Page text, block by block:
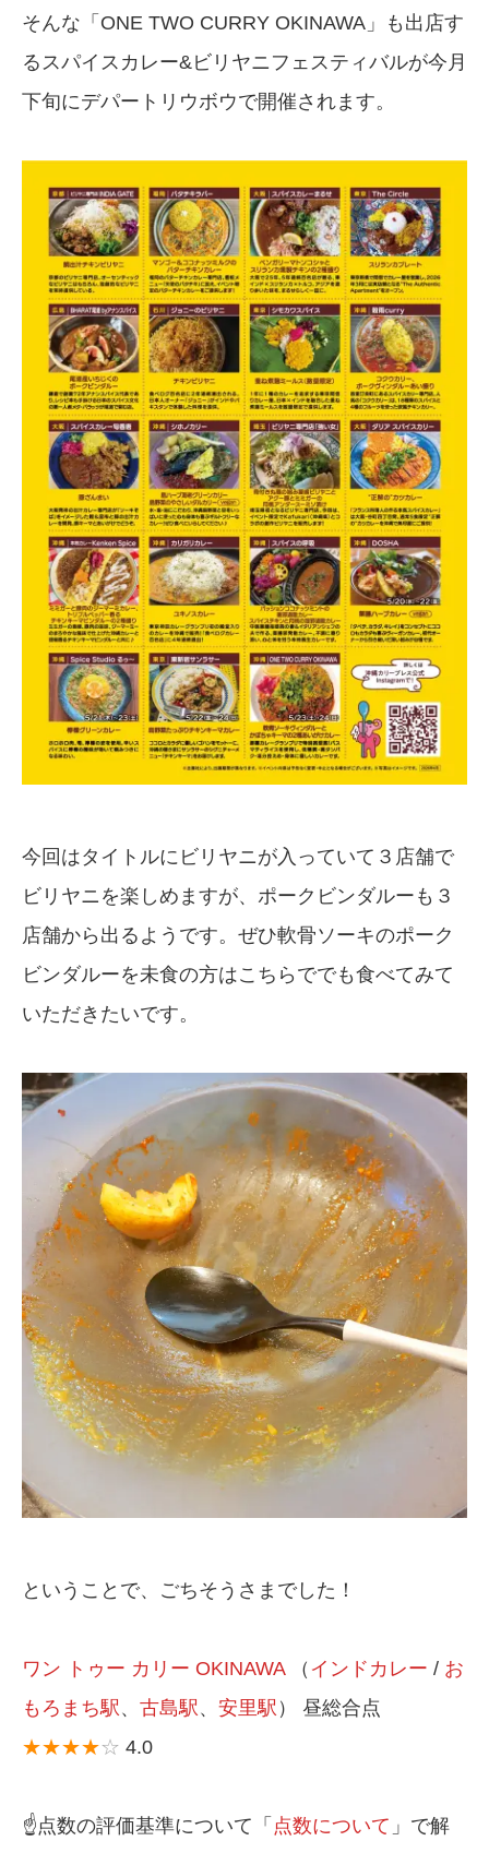
そんな「ONE TWO CURRY OKINAWA」も出店す
るスパイスカレー&ビリヤニフェスティバルが今月
下旬にデパートリウボウで開催されます。
今回はタイトルにビリヤニが入っていて３店舗で
ビリヤニを楽しめますが、ポークビンダルーも３
店舗から出るようです。ぜひ軟骨ソーキのポーク
ビンダルーを未食の方はこちらででも食べてみて
いただきたいです。
ということで、ごちそうさまでした！
ワン トゥー カリー OKINAWA（ インドカレー / お
もろまち駅、 古島駅、 安里駅 ） 昼総合点
★★★★☆ 4.0
☝️点数の評価基準について「 点数について 」で解